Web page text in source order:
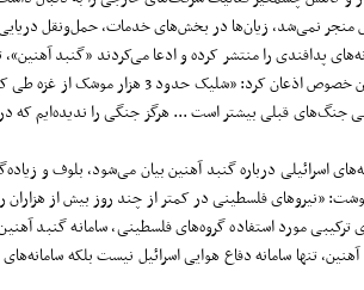
نمی‌شد، زیان‌ها در بخش‌های خدمات، حمل‌ونقل
درباره گنبد آهنین بیان می‌شود، بلوف و
فلسطینی در کمتر از چند روز بیش از هزاران
مورد استفاده گروه‌های فلسطینی، سامانه گنبد
سامانه دفاع هوایی اسرائیل نیست بلکه سامانه‌های